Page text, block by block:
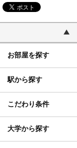
お部屋を探す
駅から探す
こだわり条件
大学から探す